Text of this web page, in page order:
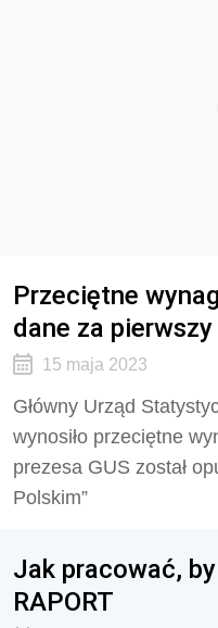
Przeciętne
dane za
15 maja 2023
Główny Urząd
wynosiło przeciętne
prezesa GUS został
Polskim”
Jak pracować,
RAPORT